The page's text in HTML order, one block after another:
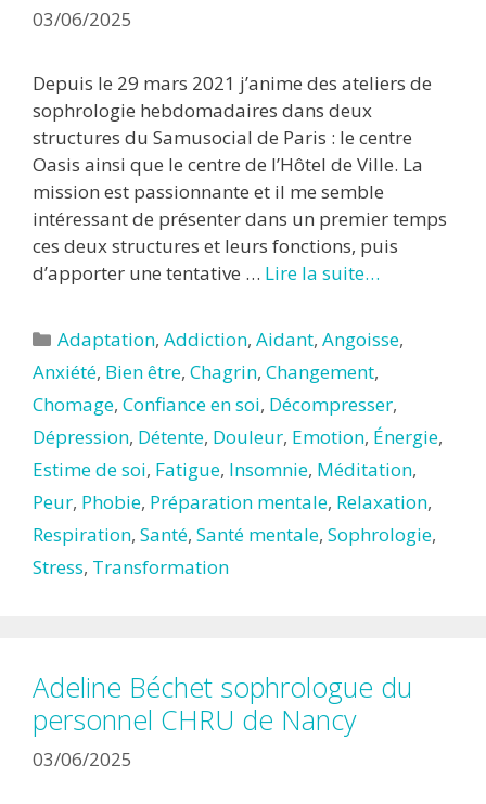
03/06/2025
Depuis le 29 mars 2021 j’anime des ateliers de
sophrologie hebdomadaires dans deux
structures du Samusocial de Paris : le centre
Oasis ainsi que le centre de l’Hôtel de Ville. La
mission est passionnante et il me semble
intéressant de présenter dans un premier temps
ces deux structures et leurs fonctions, puis
d’apporter une tentative … Lire la suite…
Catégories
Adaptation,Addiction,Aidant,Angoisse,
Anxiété, Bien être, Chagrin, Changement,
Chomage, Confiance en soi, Décompresser,
Dépression, Détente, Douleur, Emotion, Énergie,
Estime de soi, Fatigue, Insomnie, Méditation,
Peur, Phobie, Préparation mentale, Relaxation,
Respiration, Santé, Santé mentale, Sophrologie,
Stress, Transformation
Adeline Béchet sophrologue du
personnel CHRU de Nancy
03/06/2025